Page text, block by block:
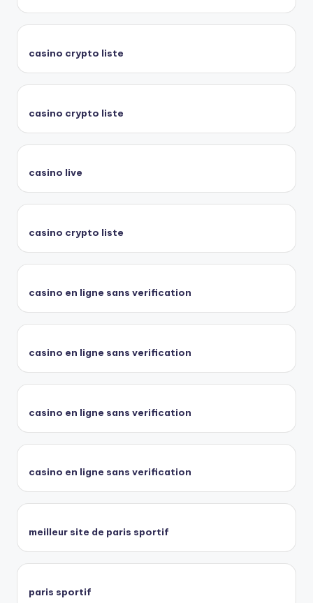
casino crypto liste
casino crypto liste
casino live
casino crypto liste
casino en ligne sans verification
casino en ligne sans verification
casino en ligne sans verification
casino en ligne sans verification
meilleur site de paris sportif
paris sportif